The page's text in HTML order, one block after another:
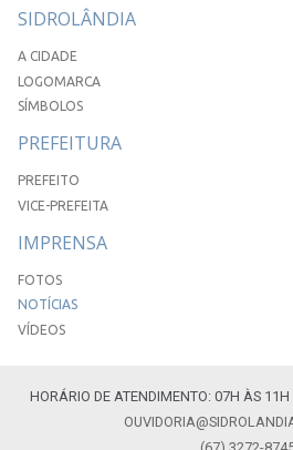
SIDROLÂNDIA
A CIDADE
LOGOMARCA
SÍMBOLOS
PREFEITURA
PREFEITO
VICE-PREFEITA
IMPRENSA
FOTOS
NOTÍCIAS
VÍDEOS
HORÁRIO DE ATENDIMENTO: 07H ÀS